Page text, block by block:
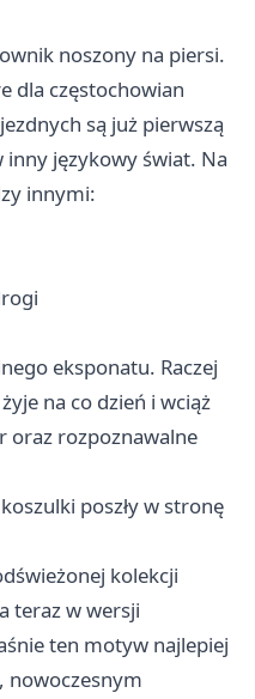
noszony na piersi.
dla częstochowian
są już pierwszą
inny językowy świat. Na
innymi:
eksponatu. Raczej
na co dzień i wciąż
oraz rozpoznawalne
poszły w stronę
kolekcji
teraz w wersji
ten motyw najlepiej
nowoczesnym